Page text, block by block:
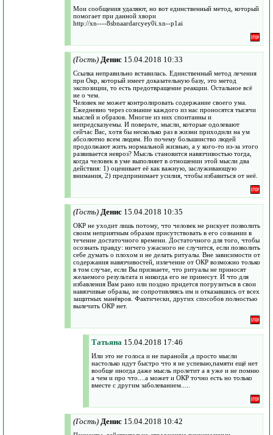
Мои сообщения удаляют, но вот единственный метод, который
помогает при данной хвори
http://xn----8sbnaardarcyey0i.xn--p1ai
(Гость) Денис 15.04.2018 10:33
Ссылка неправильно вставилась. Единственный метод лечения
при Окр, который имеет доказательную базу, это метод
экспозиции, то есть предотвращение реакции. Остальное всё
не о чем.
Человек не может контролировать содержание своего ума.
Ежедневно через сознание каждого из нас проносятся тысячи
мыслей и образов. Многие из них спонтанны и
непредсказуемы. И поверьте, мысли, которые одолевают
сейчас Вас, хотя бы несколько раз в жизни приходили на ум
абсолютно всем людям. Но почему большинство людей
продолжают жить нормальной жизнью, а у кого-то из-за этого
развивается невроз? Мысль становится навязчивостью тогда,
когда человек в уме выполняет в отношении этой мысли два
действия: 1) оценивает её как важную, заслуживающую
внимания, 2) предпринимает усилия, чтобы избавиться от неё.
(Гость) Денис 15.04.2018 10:35
ОКР не уходит лишь потому, что человек не рискует позволить
своим неприятным образам присутствовать в его сознании в
течение достаточного времени. Достаточного для того, чтобы
осознать правду: ничего ужасного не случится, если позволить
себе думать о плохом и не делать ритуалы. Вне зависимости от
содержания навязчивостей, излечение от ОКР возможно только
в том случае, если Вы признаете, что ритуалы не приносят
желаемого результата и никогда его не принесут. И что для
избавления Вам рано или поздно придется погрузиться в свои
навязчивые образы, не сопротивляясь им и отказавшись от всех
защитных манёвров. Фактически, других способов полностью
вылечить ОКР нет.
Татьяна 15.04.2018 17:46
Или это не голоса и не паранойя ,а просто мысли
настолько идут быстро что я не успеваю,памяти ещё нет
вообще иногда даже мысль пролетит а я уже и не помню
а чем и про что....а может и ОКР точно есть но только
вместе с другим заболеванием.....
(Гость) Денис 15.04.2018 10:42